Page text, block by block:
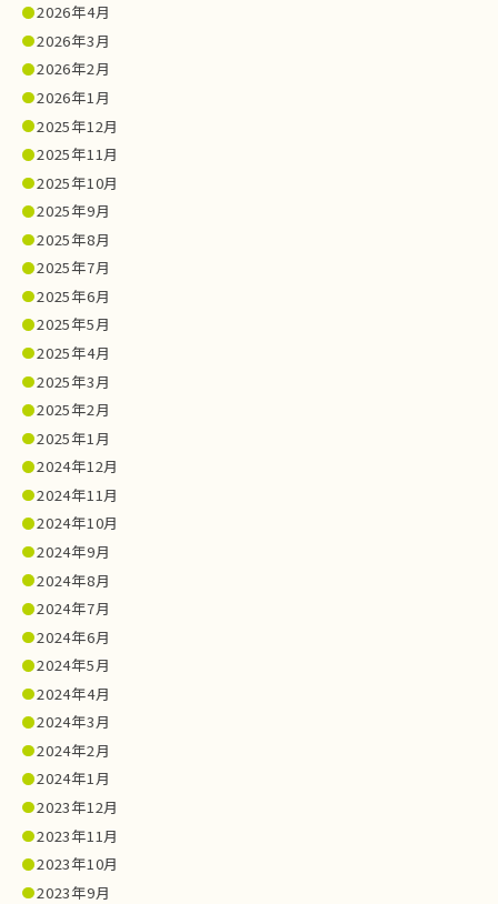
2026年4月
2026年3月
2026年2月
2026年1月
2025年12月
2025年11月
2025年10月
2025年9月
2025年8月
2025年7月
2025年6月
2025年5月
2025年4月
2025年3月
2025年2月
2025年1月
2024年12月
2024年11月
2024年10月
2024年9月
2024年8月
2024年7月
2024年6月
2024年5月
2024年4月
2024年3月
2024年2月
2024年1月
2023年12月
2023年11月
2023年10月
2023年9月